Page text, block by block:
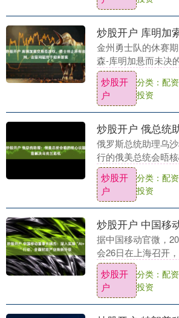
上背后隐藏的....
金州勇士队的休赛
森-库明加悬而未决
他们除了在选秀大
外炒股开户，在自
为。据报道，库明....
炒股开
户
分类：配
投资
俄罗斯总统助理乌
行的俄美总统会晤
危机。乌沙科夫对
领导人会晤的日程
科时间15日2....
炒股开
户
分类：配
投资
据中国移动官微，
会26日在上海召开
出席“AI焕新 产业共
发展论坛，杨杰表
的关....
炒股开
户
分类：配
投资